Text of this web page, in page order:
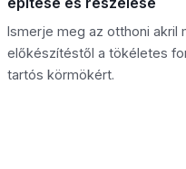
Ismerje meg az otthoni akril
előkészítéstől a tökéletes
tartós körmökért.